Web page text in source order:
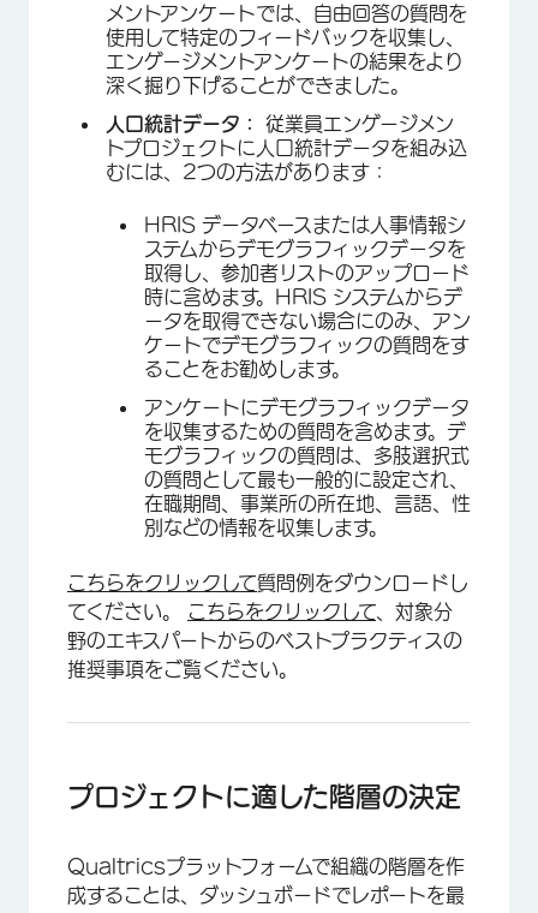
メントアンケートでは、自由回答の質問を
使用して特定のフィードバックを収集し、
エンゲージメントアンケートの結果をより
深く掘り下げることができました。
人口統計データ： 従業員エンゲージメン
トプロジェクトに人口統計データを組み込
むには、2つの方法があります：
HRIS データベースまたは人事情報シ
ステムからデモグラフィックデータを
取得し、参加者リストのアップロード
時に含めます。HRIS システムからデ
ータを取得できない場合にのみ、アン
ケートでデモグラフィックの質問をす
ることをお勧めします。
アンケートにデモグラフィックデータ
を収集するための質問を含めます。デ
モグラフィックの質問は、多肢選択式
の質問として最も一般的に設定され、
在職期間、事業所の所在地、言語、性
別などの情報を収集します。
こちらをクリックして質問例をダウンロードし
てください。
こちらをクリックして 、対象分
野のエキスパートからのベストプラクティスの
推奨事項をご覧ください。
プロジェクトに適した階層の決定
Qualtricsプラットフォームで組織の階層を作
成することは、ダッシュボードでレポートを最